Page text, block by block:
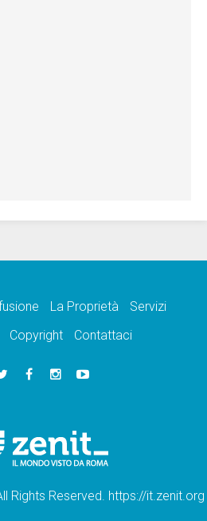
La Proprietà
Servizi
Copyright Contattaci
Rights Reserved. https://it.zenit.org